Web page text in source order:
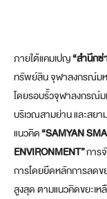
ภายใต้แคมเปญ“สำนึกซ่
ทรัพย์สิน จุฬาลงกรณ์ม
โดยรอบรั้วจุฬาลงกรณ์
บริเวณสามย่าน และสยา
แนวคิด“SAMYAN
ENVIRONMENT”การ
การโดยยึดหลักการลดข
สูงสุด ตามแนวคิดขยะเ